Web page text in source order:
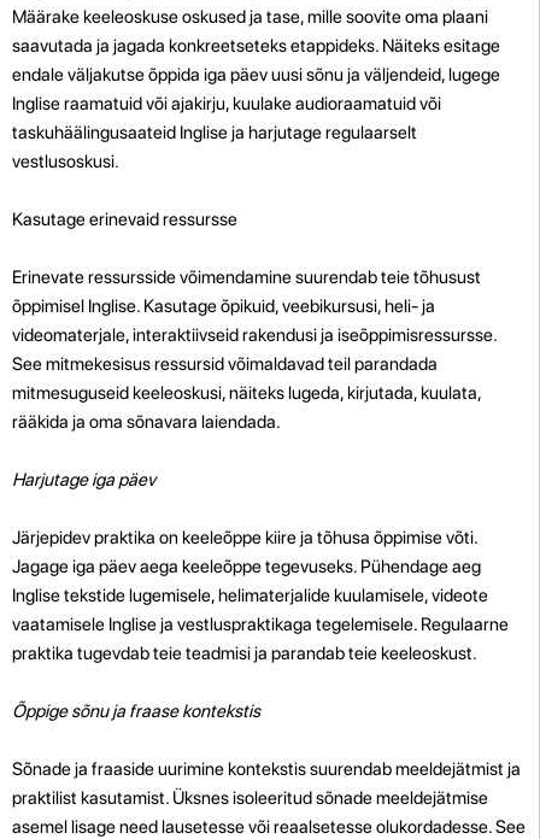
Määrake keeleoskuse oskused ja tase, mille soovite oma plaani
saavutada ja jagada konkreetseteks etappideks. Näiteks esitage
endale väljakutse õppida iga päev uusi sõnu ja väljendeid, lugege
Inglise raamatuid või ajakirju, kuulake audioraamatuid või
taskuhäälingusaateid Inglise ja harjutage regulaarselt
vestlusoskusi.
Kasutage erinevaid ressursse
Erinevate ressursside võimendamine suurendab teie tõhusust
õppimisel Inglise. Kasutage õpikuid, veebikursusi, heli- ja
videomaterjale, interaktiivseid rakendusi ja iseõppimisressursse.
See mitmekesisus ressursid võimaldavad teil parandada
mitmesuguseid keeleoskusi, näiteks lugeda, kirjutada, kuulata,
rääkida ja oma sõnavara laiendada.
Harjutage iga päev
Järjepidev praktika on keeleõppe kiire ja tõhusa õppimise võti.
Jagage iga päev aega keeleõppe tegevuseks. Pühendage aeg
Inglise tekstide lugemisele, helimaterjalide kuulamisele, videote
vaatamisele Inglise ja vestluspraktikaga tegelemisele. Regulaarne
praktika tugevdab teie teadmisi ja parandab teie keeleoskust.
Õppige sõnu ja fraase kontekstis
Sõnade ja fraaside uurimine kontekstis suurendab meeldejätmist ja
praktilist kasutamist. Üksnes isoleeritud sõnade meeldejätmise
asemel lisage need lausetesse või reaalsetesse olukordadesse. See